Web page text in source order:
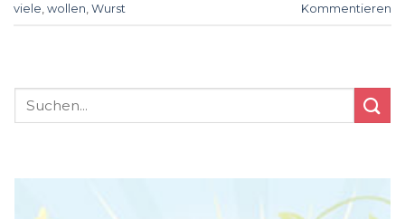
viele wollen Wurst Kommentieren